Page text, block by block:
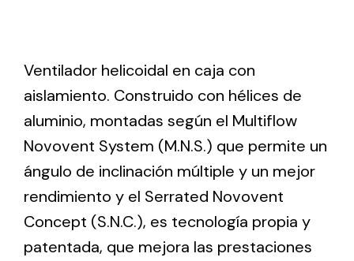
Ventilation
The incorporation of Novovent into the group
meant a greater offer of ventilation products for
different uses
Ventilador helicoidal en caja con
aislamiento. Construido con hélices de
aluminio, montadas según el Multiflow
Novovent System (M.N.S.) que permite un
ángulo de inclinación múltiple y un mejor
rendimiento y el Serrated Novovent
Concept (S.N.C.), es tecnología propia y
patentada, que mejora las prestaciones